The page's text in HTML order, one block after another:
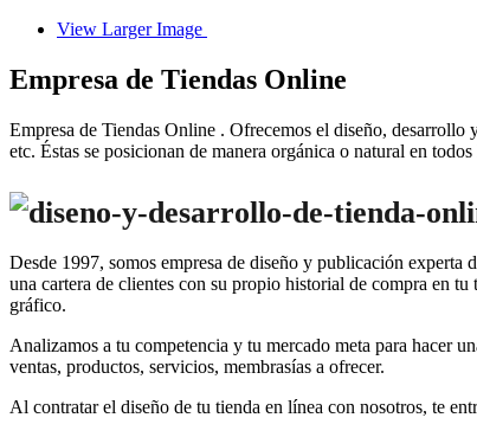
View Larger Image
Empresa de Tiendas Online
Empresa de Tiendas Online . Ofrecemos el diseño, desarrollo
etc. Éstas se posicionan de manera orgánica o natural en
Desde 1997, somos empresa de diseño y publicación
una cartera de clientes con su propio historial de compra en
gráfico.
Analizamos a tu competencia y tu mercado meta para hacer
ventas, productos, servicios, membrasías a ofrecer.
Al contratar el diseño de tu tienda en línea con nosotros, te